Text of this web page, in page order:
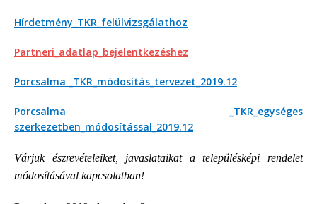
Hírdetmény_TKR_felülvizsgálathoz
Partneri_adatlap_bejelentkezéshez
Porcsalma _TKR_módosítás_tervezet_2019.12
Porcsalma _TKR_egységes
szerkezetben_módosítással_2019.12
Várjuk észrevételeiket, javaslataikat a településképi rendelet
módosításával kapcsolatban!